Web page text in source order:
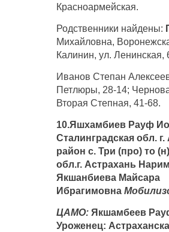
Красноармейская.
Родственники найдены:
Михайловна,
Калинин, ул. Ленинская,
Иванов Степан
Петлюры, 28-14;
Вторая Степная, 41-68.
10.Яшхамбиев Рауф
Сталинградская обл.
район с. Три (про) то
обл.г. Астрахань
Якшанбиева Майсара
Ибрагимовна
ЦАМО: Якшамбеев
Уроженец: